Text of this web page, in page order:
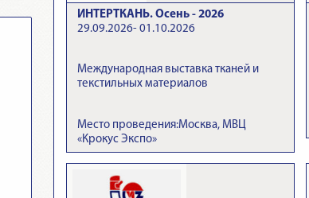
ИНТЕРТКАНЬ. Осень - 2026
29.09.2026- 01.10.2026
Международная выставка тканей и
текстильных материалов
Место проведения:Москва, МВЦ
«Крокус Экспо»